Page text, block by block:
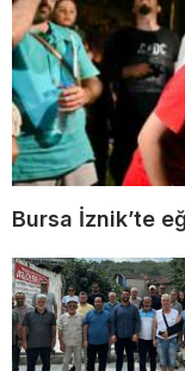
Bursa İznik’te